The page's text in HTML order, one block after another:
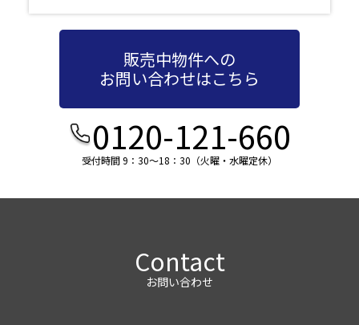
販売中物件への
お問い合わせはこちら
0120-121-660
受付時間 9：30～18：30（火曜・水曜定休）
Contact
お問い合わせ